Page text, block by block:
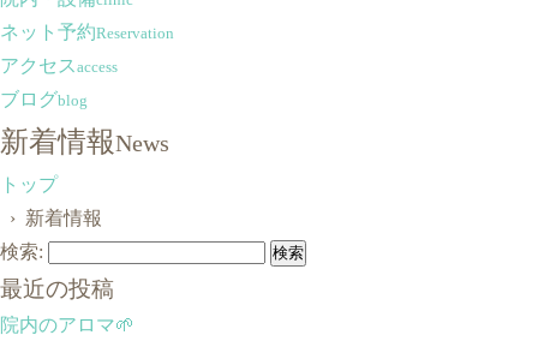
ネット予約Reservation
アクセス access
ブログblog
新着情報News
トップ
› 新着情報
検索:
最近の投稿
院内のアロマ🌱